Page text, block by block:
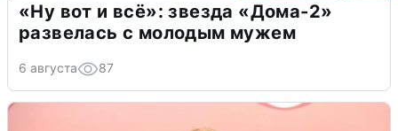
«Ну вот и всё»: звезда «Дома-2»
развелась с молодым мужем
6 августа 87